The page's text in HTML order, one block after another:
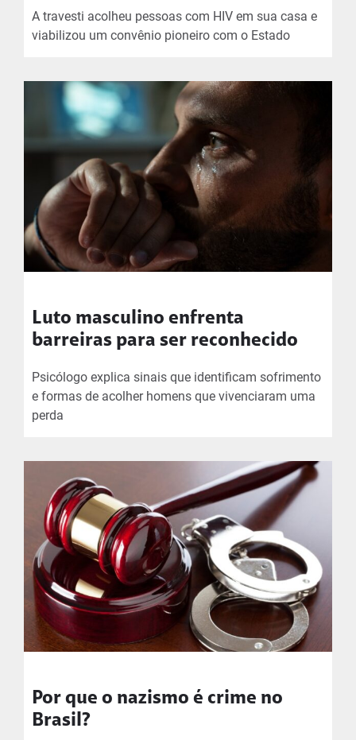
A travesti acolheu pessoas com HIV em sua casa e
viabilizou um convênio pioneiro com o Estado
Luto masculino enfrenta
barreiras para ser reconhecido
Psicólogo explica sinais que identificam sofrimento
e formas de acolher homens que vivenciaram uma
perda
Por que o nazismo é crime no
Brasil?